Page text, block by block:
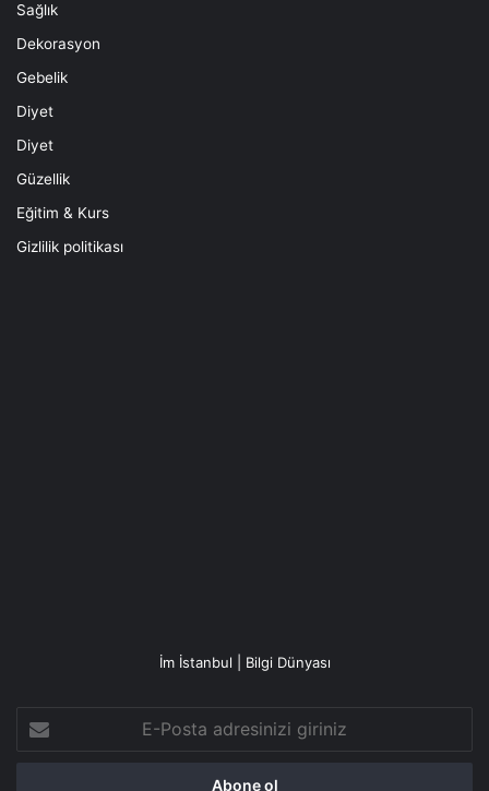
Sağlık
Dekorasyon
Gebelik
Diyet
Diyet
Güzellik
Eğitim & Kurs
Gizlilik politikası
İm İstanbul | Bilgi Dünyası
Posta
adresinizi